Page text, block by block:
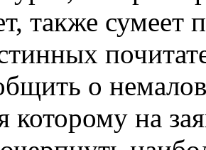
также сумеет
о
которому на